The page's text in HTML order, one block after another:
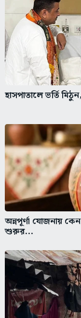
হাসপাতালে ভর্তি
অন্নপূর্ণা যোজনায়
শুরুর...